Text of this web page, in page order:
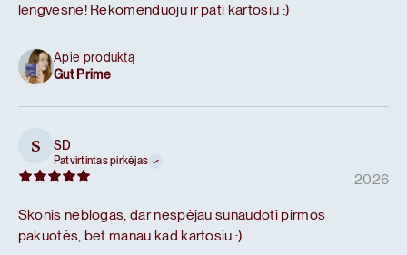
lengvesnė! Rekomenduoju ir pati kartosiu :)
Apie produktą
Gut Prime
S SD
Patvirtintas pirkėjas
2026
Skonis neblogas, dar nespėjau sunaudoti pirmos
pakuotės, bet manau kad kartosiu :)